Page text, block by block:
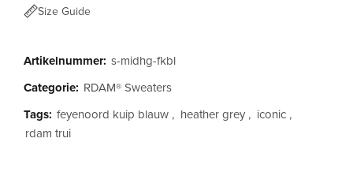
Size Guide
Artikelnummer: s-midhg-fkbl
Categorie: RDAM® Sweaters
Tags: feyenoord kuip blauw , heather grey , iconic ,
rdam trui